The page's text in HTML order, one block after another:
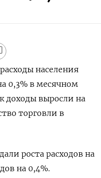
населения
0,3% в месячном
доходы выросли на
торговли в
роста расходов на
на 0,4%.